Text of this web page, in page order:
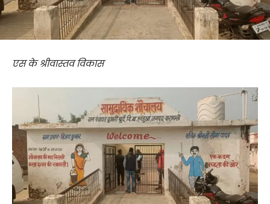
एस के श्रीवास्तव विकास